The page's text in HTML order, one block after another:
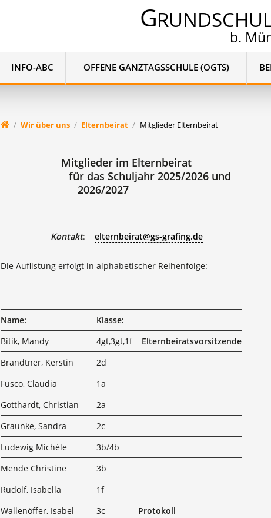
G
b.
INFO-ABC OFFENE GANZTAGSSCHULE (OGTS)
Wir über uns Elternbeirat Mitglieder Elternbeirat
Mitglieder im Elternbeirat
für das Schuljahr 2025/2026 und
2026/2027
Kontakt: elternbeirat@gs-grafing.de
Die Auflistung erfolgt in alphabetischer Reihenfolge:
Name:
Klasse:
Bitik, Mandy
4gt,3gt,1f Elternbeiratsvorsitzende
Brandtner, Kerstin
2d
Fusco, Claudia
1a
Gotthardt, Christian
2a
Graunke, Sandra
2c
Ludewig Michéle
3b/4b
Mende Christine
3b
Rudolf, Isabella
1f
Wallenöffer, Isabel
3c Protokoll